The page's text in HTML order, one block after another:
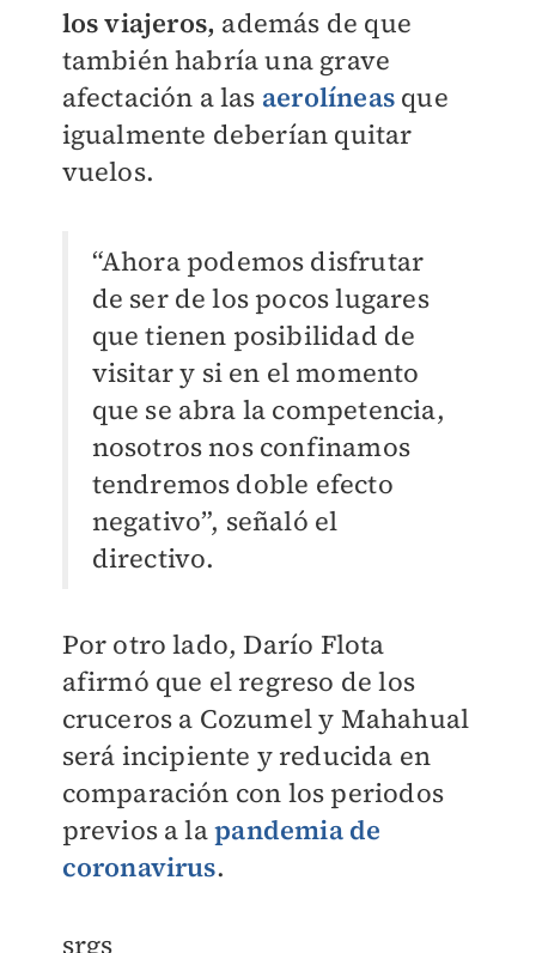
los viajeros, además de que
también habría una grave
afectación a las aerolíneasque
igualmente deberían quitar
vuelos.
“Ahora podemos disfrutar
de ser de los pocos lugares
que tienen posibilidad de
visitar y si en el momento
que se abra la competencia,
nosotros nos confinamos
tendremos doble efecto
negativo”, señaló el
directivo.
Por otro lado, Darío Flota
afirmó que el regreso de los
cruceros a Cozumel y Mahahual
será incipiente y reducida en
comparación con los periodos
previos a lapandemia de
coronavirus.
srgs